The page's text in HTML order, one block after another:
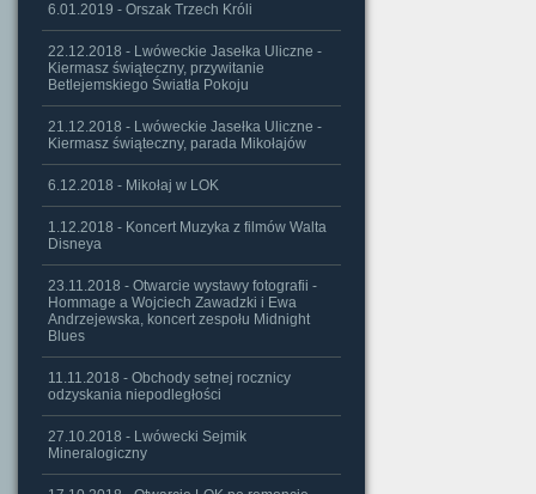
6.01.2019 - Orszak Trzech Króli
22.12.2018 - Lwóweckie Jasełka Uliczne -
Kiermasz świąteczny, przywitanie
Betlejemskiego Światła Pokoju
21.12.2018 - Lwóweckie Jasełka Uliczne -
Kiermasz świąteczny, parada Mikołajów
6.12.2018 - Mikołaj w LOK
1.12.2018 - Koncert Muzyka z filmów Walta
Disneya
23.11.2018 - Otwarcie wystawy fotografii -
Hommage a Wojciech Zawadzki i Ewa
Andrzejewska, koncert zespołu Midnight
Blues
11.11.2018 - Obchody setnej rocznicy
odzyskania niepodległości
27.10.2018 - Lwówecki Sejmik
Mineralogiczny